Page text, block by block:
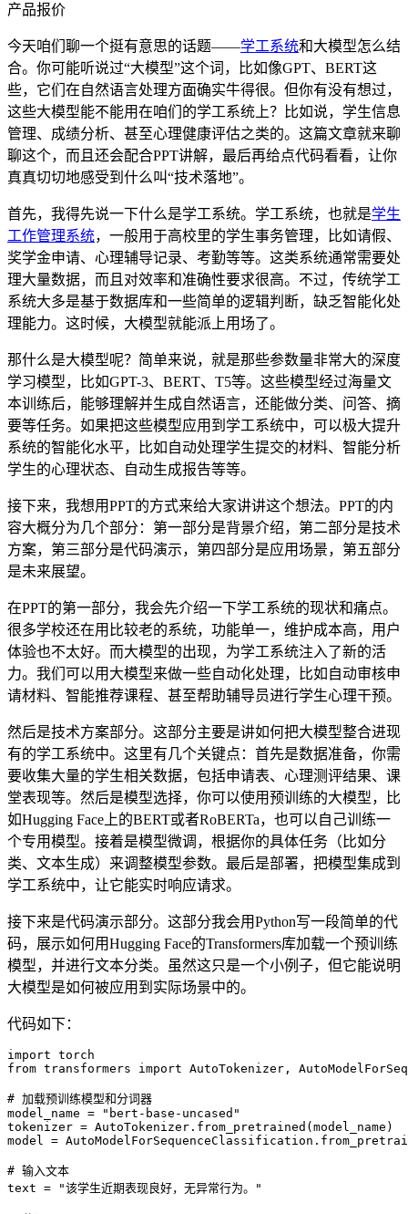
产品报价
今天咱们聊一个挺有意思的话题——学工系统和大模型怎么结
合。你可能听说过“大模型”这个词，比如像GPT、BERT这
些，它们在自然语言处理方面确实牛得很。但你有没有想过，
这些大模型能不能用在咱们的学工系统上？比如说，学生信息
管理、成绩分析、甚至心理健康评估之类的。这篇文章就来聊
聊这个，而且还会配合PPT讲解，最后再给点代码看看，让你
真真切切地感受到什么叫“技术落地”。
首先，我得先说一下什么是学工系统。学工系统，也就是学生
工作管理系统，一般用于高校里的学生事务管理，比如请假、
奖学金申请、心理辅导记录、考勤等等。这类系统通常需要处
理大量数据，而且对效率和准确性要求很高。不过，传统学工
系统大多是基于数据库和一些简单的逻辑判断，缺乏智能化处
理能力。这时候，大模型就能派上用场了。
那什么是大模型呢？简单来说，就是那些参数量非常大的深度
学习模型，比如GPT-3、BERT、T5等。这些模型经过海量文
本训练后，能够理解并生成自然语言，还能做分类、问答、摘
要等任务。如果把这些模型应用到学工系统中，可以极大提升
系统的智能化水平，比如自动处理学生提交的材料、智能分析
学生的心理状态、自动生成报告等等。
接下来，我想用PPT的方式来给大家讲讲这个想法。PPT的内
容大概分为几个部分：第一部分是背景介绍，第二部分是技术
方案，第三部分是代码演示，第四部分是应用场景，第五部分
是未来展望。
在PPT的第一部分，我会先介绍一下学工系统的现状和痛点。
很多学校还在用比较老的系统，功能单一，维护成本高，用户
体验也不太好。而大模型的出现，为学工系统注入了新的活
力。我们可以用大模型来做一些自动化处理，比如自动审核申
请材料、智能推荐课程、甚至帮助辅导员进行学生心理干预。
然后是技术方案部分。这部分主要是讲如何把大模型整合进现
有的学工系统中。这里有几个关键点：首先是数据准备，你需
要收集大量的学生相关数据，包括申请表、心理测评结果、课
堂表现等。然后是模型选择，你可以使用预训练的大模型，比
如Hugging Face上的BERT或者RoBERTa，也可以自己训练一
个专用模型。接着是模型微调，根据你的具体任务（比如分
类、文本生成）来调整模型参数。最后是部署，把模型集成到
学工系统中，让它能实时响应请求。
接下来是代码演示部分。这部分我会用Python写一段简单的代
码，展示如何用Hugging Face的Transformers库加载一个预训练
模型，并进行文本分类。虽然这只是一个小例子，但它能说明
大模型是如何被应用到实际场景中的。
代码如下：
import torch
from transformers import AutoTokenizer,
# 加载预训练模型和分词器
model_name = "bert-base-uncased"
tokenizer = AutoTokenizer.from_pretrained(model_name)
model =
# 输入文本
text = "该学生近期表现良好，无异常行为。"